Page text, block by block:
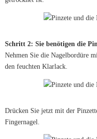
Schritt 2: Sie benötigen die
Nehmen Sie die Nagelbordüre
den feuchten Klarlack.
Drücken Sie jetzt mit der
Fingernagel.